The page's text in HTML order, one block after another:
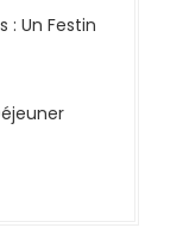
: Un Festin